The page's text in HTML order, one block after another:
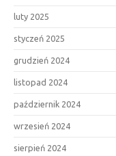
luty 2025
styczeń 2025
grudzień 2024
listopad 2024
październik 2024
wrzesień 2024
sierpień 2024